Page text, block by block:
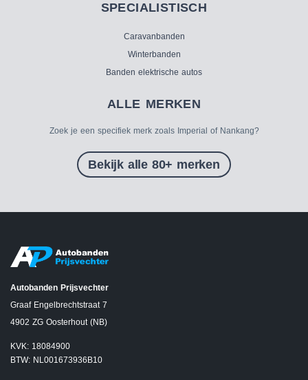
SPECIALISTISCH
Caravanbanden
Winterbanden
Banden elektrische autos
ALLE MERKEN
Zoek je een specifiek merk zoals Imperial of Nankang?
Bekijk alle 80+ merken
Autobanden Prijsvechter
Graaf Engelbrechtstraat 7
4902 ZG Oosterhout (NB)
KVK: 18084900
BTW: NL001673936B10